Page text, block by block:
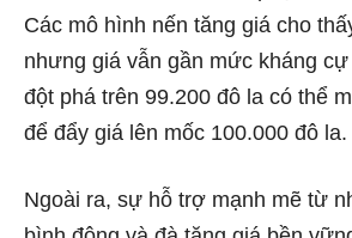
Các mô hình nến tăng giá cho
nhưng giá vẫn gần mức kháng
đột phá trên 99.200 đô la có thể
để đẩy giá lên mốc 100.000 đô la.
Ngoài ra, sự hỗ trợ mạnh mẽ từ